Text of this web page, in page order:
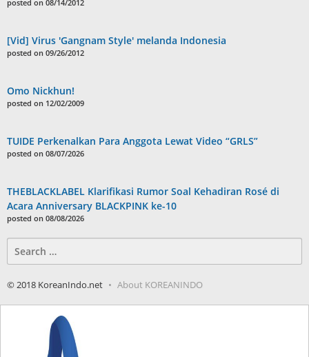
posted on 08/14/2012
[Vid] Virus 'Gangnam Style' melanda Indonesia
posted on 09/26/2012
Omo Nickhun!
posted on 12/02/2009
TUIDE Perkenalkan Para Anggota Lewat Video “GRLS”
posted on 08/07/2026
THEBLACKLABEL Klarifikasi Rumor Soal Kehadiran Rosé di
Acara Anniversary BLACKPINK ke-10
posted on 08/08/2026
for:
© 2018 KoreanIndo.net About KOREANINDO